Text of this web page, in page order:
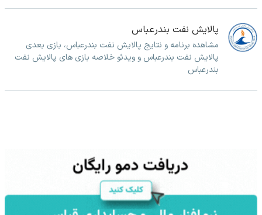
پالایش نفت بندرعباس
مشاهده برنامه و نتایج پالایش نفت بندرعباس، بازی بعدی
پالایش نفت بندرعباس و ویدئو خلاصه بازی های پالایش نفت
بندرعباس